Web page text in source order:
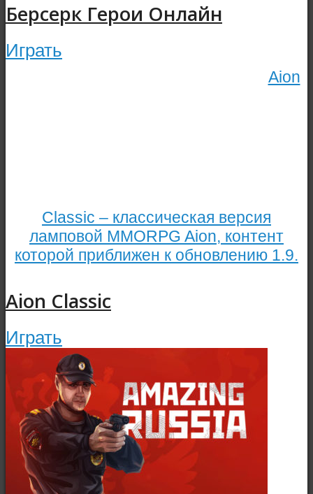
Берсерк Герои Онлайн
Играть
Aion
Classic – классическая версия
ламповой MMORPG Aion, контент
которой приближен к обновлению 1.9.
Aion Classic
Играть